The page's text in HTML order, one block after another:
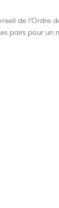
de l’Ordre
pairs pour un